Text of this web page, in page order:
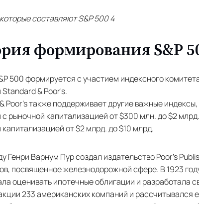
составляют S&P 500 4
формирования S&P
500 формируется с участием индексного
& Poor's.
Poor's также поддерживает другие важные
рыночной капитализацией от $300 млн. до $2
от $2 млрд. до $10 млрд.
Генри Варнум Пур создал издательство Poor’s
посвященное железнодорожной сфере. В 1923
оценивать ипотечные облигации и разработала
233 американских компаний и рассчитывался